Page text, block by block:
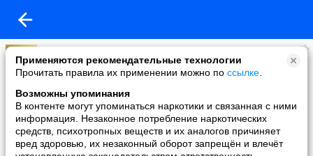
Применяются рекомендательные технологии
Прочитать правила их применении можно по ссылке
Возможны упоминания
В контенте могут упоминаться наркотики и связанная с ними
информация. Незаконное потребление наркотических
средств, психотропных веществ и их аналогов причиняет
вред здоровью, их незаконный оборот запрещён и влечёт
Артем
added a photo
12 Feb в 13:51